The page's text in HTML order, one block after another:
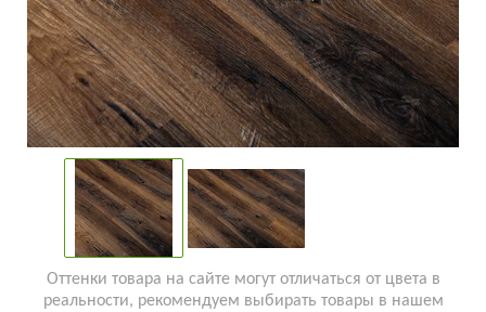
Оттенки товара на сайте могут отличаться от цвета в
реальности, рекомендуем выбирать товары в нашем